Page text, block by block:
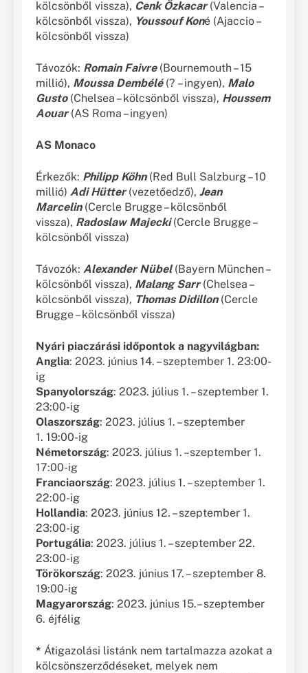
kölcsönből vissza), Cenk Özkacar (Valencia –
kölcsönből vissza), Youssouf Koné (Ajaccio –
kölcsönből vissza)
Távozók: Romain Faivre(Bournemouth – 15
millió), Moussa Dembélé(? – ingyen), Malo
Gusto(Chelsea – kölcsönből vissza), Houssem
Aouar(AS Roma – ingyen)
AS Monaco
Érkezők: Philipp Köhn(Red Bull Salzburg – 10
millió) Adi Hütter(vezetőedző), Jean
Marcelin(Cercle Brugge – kölcsönből
vissza), Radoslaw Majecki(Cercle Brugge –
kölcsönből vissza)
Távozók: Alexander Nübel(Bayern München –
kölcsönből vissza), Malang Sarr(Chelsea –
kölcsönből vissza), Thomas Didillon(Cercle
Brugge – kölcsönből vissza)
Nyári piaczárási időpontok a nagyvilágban:
Anglia: 2023. június 14. – szeptember 1. 23:00-
ig
Spanyolország: 2023. július 1. – szeptember 1.
23:00-ig
Olaszország: 2023. július 1. – szeptember
1. 19:00-ig
Németország: 2023. július 1. –szeptember 1.
17:00-ig
Franciaország: 2023. július 1. – szeptember 1.
22:00-ig
Hollandia: 2023. június 12. – szeptember 1.
23:00-ig
Portugália: 2023. július 1. – szeptember 22.
23:00-ig
Törökország: 2023. június 17. – szeptember 8.
19:00-ig
Magyarország: 2023. június 15.– szeptember
6. éjfélig
* Átigazolási listánk nem tartalmazza azokat a
kölcsönszerződéseket, melyek nem